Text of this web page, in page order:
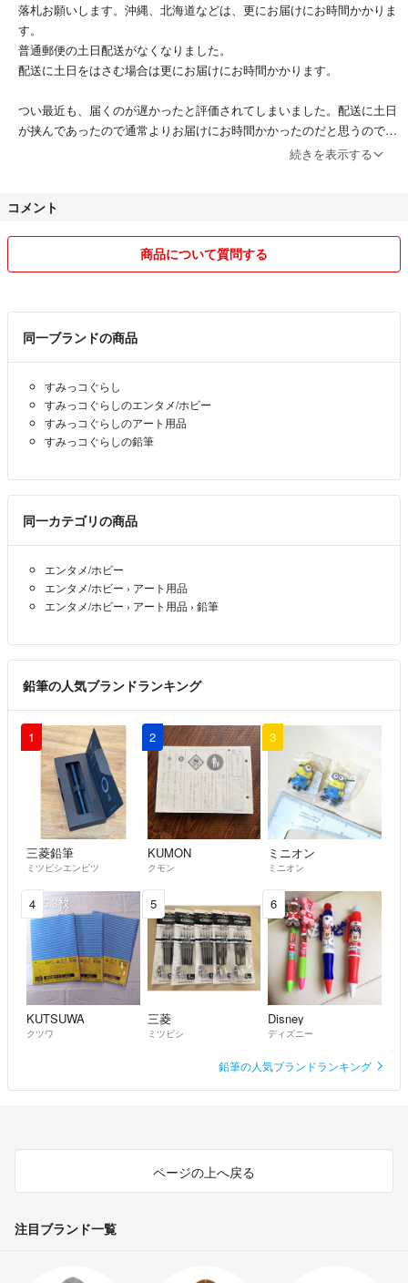
落札お願いします。沖縄、北海道などは、更にお届けにお時間かかりま
す。
普通郵便の土日配送がなくなりました。
配送に土日をはさむ場合は更にお届けにお時間かかります。
つい最近も、届くのが遅かったと評価されてしまいました。配送に土日
が挟んであったので通常よりお届けにお時間かかったのだと思うのです
が、自己紹介ご覧になってないとしか思えません。
ご理解の上落札お願いいたします！
購入され商品が届き中身を確認した上で、届きましたら評価は早めにし
ていただくと助かります。
落札者様と、安心できる取り引きができますよう心がけています。
自己紹介ご覧いただいたかたは、即決購入しても大丈夫でございます。
続きを表示する
コメント
商品について質問する
同一ブランドの商品
すみっコぐらし
すみっコぐらしのエンタメ/ホビー
すみっコぐらしのアート用品
すみっコぐらしの鉛筆
同一カテゴリの商品
エンタメ/ホビー
エンタメ/ホビー › アート用品
エンタメ/ホビー › アート用品 › 鉛筆
鉛筆の人気ブランドランキング
1
三菱鉛筆
ミツビシエンピツ
2
KUMON
クモン
3
ミニオン
ミニオン
4
KUTSUWA
クツワ
5
三菱
ミツビシ
6
Disney
ディズニー
鉛筆の人気ブランドランキング
ページの上へ戻る
注目ブランド一覧